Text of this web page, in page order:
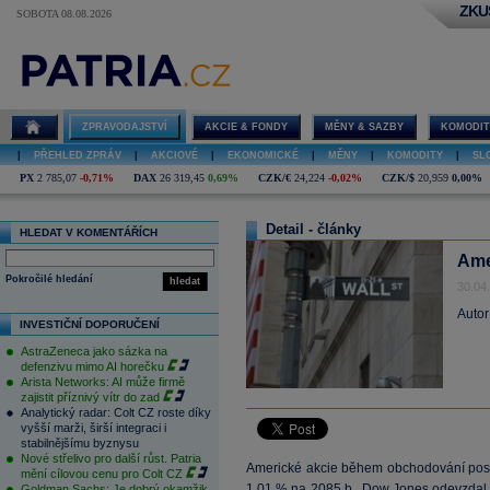
SOBOTA 08.08.2026
ZPRAVODAJSTVÍ AKCIE & FONDY MĚNY & SAZBY
PŘEHLED ZPRÁV AKCIOVÉ EKONOMICKÉ MĚNY KOMODITY
PX 2 785,07 -0,71% DAX 26 319,45 0,69% CZK/€ 24,224 -0,02% CZK/$ 20,959 0,00%
HLEDAT V KOMENTÁŘÍCH
hledat
Pokročilé hledání
INVESTIČNÍ DOPORUČENÍ
AstraZeneca jako sázka na
defenzivu mimo AI horečku
Arista Networks: AI může firmě
zajistit příznivý vítr do zad
Analytický radar: Colt CZ roste díky
vyšší marži, širší integraci i
stabilnějšímu byznysu
Nové střelivo pro další růst. Patria
mění cílovou cenu pro Colt CZ
Detail - články
Americké akcie během obchodování